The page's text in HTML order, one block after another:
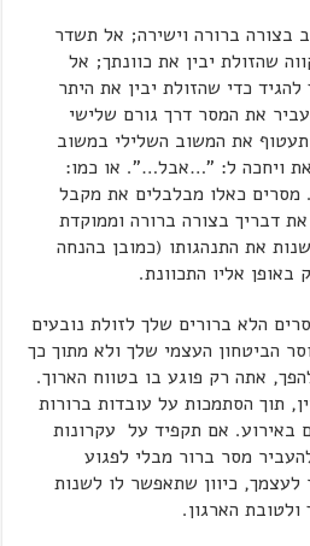
ברורה וישירה; אל תשדר
שהזולת יבין את כוונתך; אל
כדי שהזולת יבין את היתר
את המסר דרך גורם שלישי
את המשוב השלילי במשוב
ויחכה ל: "…אבל…". או כמו:
כאלו מבלבלים את מקבל
דבריך בצורה ברורה וממוקדת
את התנהגותו (כמובן בהנחה
אליו התכוונת.
הלא ברורים שלך לזולת נובעים
הביטחון העצמי שלך ולא מתוך כך
אתה רק פוגע בו בטווח הארוך.
תוך הסתמכות על עובדות ברורות
באירוע. אם תקפיד על עקרונות
מסר ברור מבלי לפגוע
לעצמך, כיוון שתאפשר לו לשנות
הארגון.